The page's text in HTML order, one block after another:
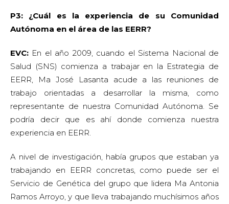
P3: ¿Cuál es la experiencia de su Comunidad
Autónoma en el área de las EERR?
EVC: En el año 2009, cuando el Sistema Nacional de
Salud (SNS) comienza a trabajar en la Estrategia de
EERR, Ma José Lasanta acude a las reuniones de
trabajo orientadas a desarrollar la misma, como
representante de nuestra Comunidad Autónoma. Se
podría decir que es ahí donde comienza nuestra
experiencia en EERR.
A nivel de investigación, había grupos que estaban ya
trabajando en EERR concretas, como puede ser el
Servicio de Genética del grupo que lidera Ma Antonia
Ramos Arroyo, y que lleva trabajando muchísimos años